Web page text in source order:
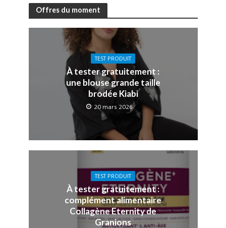
Offres du moment
TEST PRODUIT
À tester gratuitement :
une blouse grande taille
brodée Kiabi
20 mars 2026
TEST PRODUIT
À tester gratuitement :
complément alimentaire
Collagène Eternity de
Granions